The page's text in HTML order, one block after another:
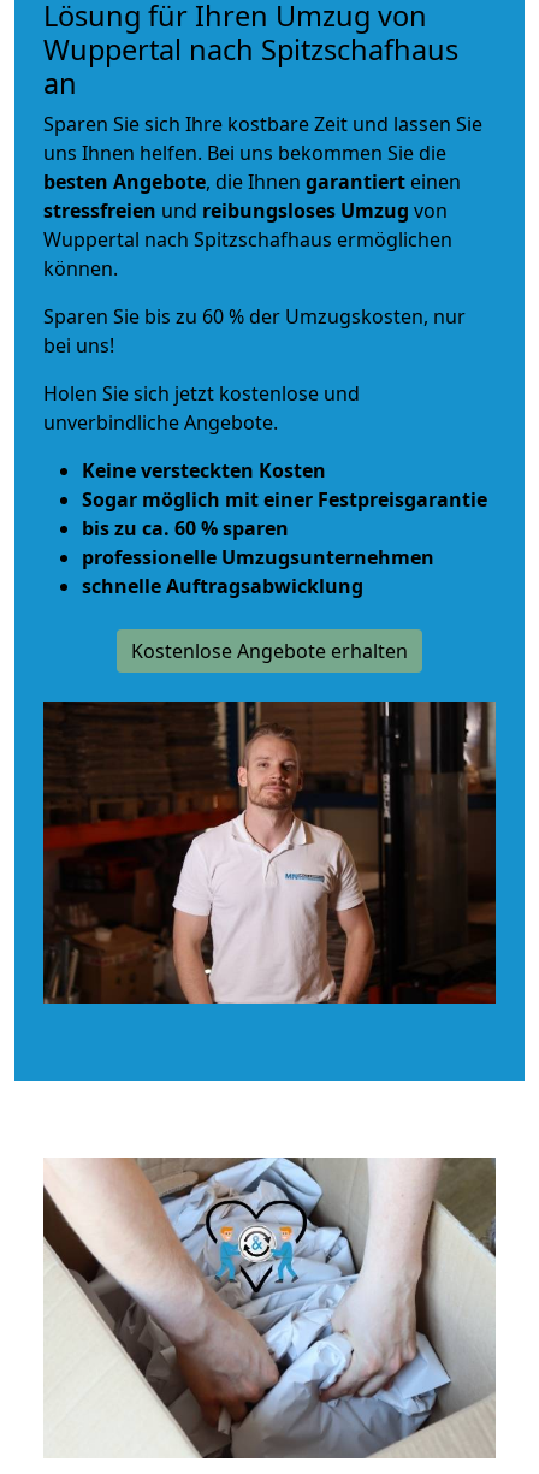
Lösung für Ihren Umzug von
Wuppertal nach Spitzschafhaus
an
Sparen Sie sich Ihre kostbare Zeit und lassen Sie
uns Ihnen helfen. Bei uns bekommen Sie die
besten Angebote, die Ihnen garantiert einen
stressfreien und reibungsloses Umzug von
Wuppertal nach Spitzschafhaus ermöglichen
können.
Sparen Sie bis zu 60 % der Umzugskosten, nur
bei uns!
Holen Sie sich jetzt kostenlose und
unverbindliche Angebote.
Keine versteckten Kosten
Sogar möglich mit einer Festpreisgarantie
bis zu ca. 60 % sparen
professionelle Umzugsunternehmen
schnelle Auftragsabwicklung
Kostenlose Angebote erhalten